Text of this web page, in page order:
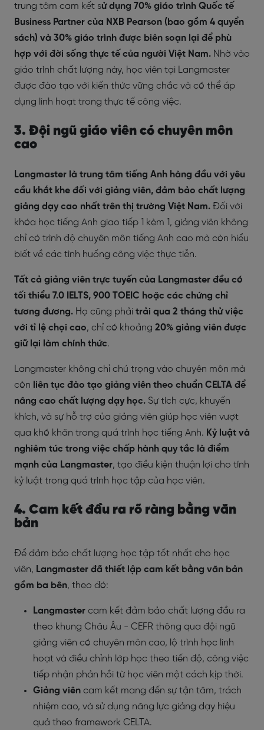
trung tâm cam kết sử dụng 70% giáo trình Quốc tế
Business Partner của NXB Pearson (bao gồm 4 quyển
sách) và 30% giáo trình được biên soạn lại để phù
hợp với đời sống thực tế của người Việt Nam. Nhờ vào
giáo trình chất lượng này, học viên tại Langmaster
được đào tạo với kiến thức vững chắc và có thể áp
dụng linh hoạt trong thực tế công việc.
3. Đội ngũ giáo viên có chuyên môn
cao
Langmaster là trung tâm tiếng Anh hàng đầu với yêu
cầu khắt khe đối với giảng viên, đảm bảo chất lượng
giảng dạy cao nhất trên thị trường Việt Nam. Đối với
khóa học tiếng Anh giao tiếp 1 kèm 1, giảng viên không
chỉ có trình độ chuyên môn tiếng Anh cao mà còn hiểu
biết về các tình huống công việc thực tiễn.
Tất cả giảng viên trực tuyến của Langmaster đều có
tối thiểu 7.0 IELTS, 900 TOEIC hoặc các chứng chỉ
tương đương. Họ cũng phải trải qua 2 tháng thử việc
với tỉ lệ chọi cao, chỉ có khoảng 20% giảng viên được
giữ lại làm chính thức.
Langmaster không chỉ chú trọng vào chuyên môn mà
còn liên tục đào tạo giảng viên theo chuẩn CELTA để
nâng cao chất lượng dạy học. Sự tích cực, khuyến
khích, và sự hỗ trợ của giảng viên giúp học viên vượt
qua khó khăn trong quá trình học tiếng Anh. Kỷ luật và
nghiêm túc trong việc chấp hành quy tắc là điểm
mạnh của Langmaster, tạo điều kiện thuận lợi cho tính
kỷ luật trong quá trình học tập của học viên.
4. Cam kết đầu ra rõ ràng bằng văn
bản
Để đảm bảo chất lượng học tập tốt nhất cho học
viên, Langmaster đã thiết lập cam kết bằng văn bản
gồm ba bên, theo đó:
Langmaster cam kết đảm bảo chất lượng đầu ra
theo khung Châu Âu - CEFR thông qua đội ngũ
giảng viên có chuyên môn cao, lộ trình học linh
hoạt và điều chỉnh lớp học theo tiến độ, công việc
tiếp nhận phản hồi từ học viên một cách kịp thời.
Giảng viên cam kết mang đến sự tận tâm, trách
nhiệm cao, và sử dụng năng lực giảng dạy hiệu
quả theo framework CELTA.